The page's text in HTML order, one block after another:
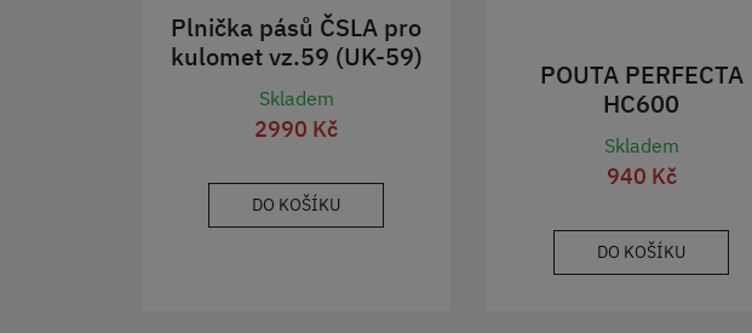
Plnička pásů ČSLA pro
kulomet vz.59 (UK-59)
Skladem
2990 Kč
DO KOŠÍKU
POUTA PERFECTA
HC600
Skladem
940 Kč
DO KOŠÍKU